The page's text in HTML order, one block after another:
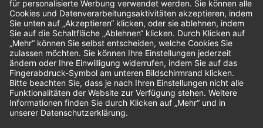
Geprüfter Shop